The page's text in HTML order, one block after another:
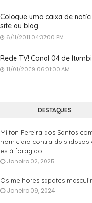
Coloque uma caixa de
site ou blog
6/11/2011 04:37:00 PM
Rede TV! Canal 04 de
11/01/2009 06:01:00 AM
DESTAQUES
Milton Pereira dos Santos
homicídio contra dois idosos
está foragido
Janeiro 02, 2025
Os melhores sapatos
Janeiro 09, 2024